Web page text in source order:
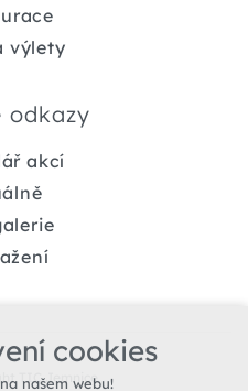
výlety
odkazy
akcí
TIC Jemnice
cookies
našem webu!